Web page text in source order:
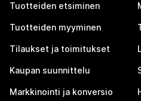
Tuotteiden etsiminen
Tuotteiden myyminen
Tilaukset ja toimitukset
Kaupan suunnittelu
Markkinointi ja konversio